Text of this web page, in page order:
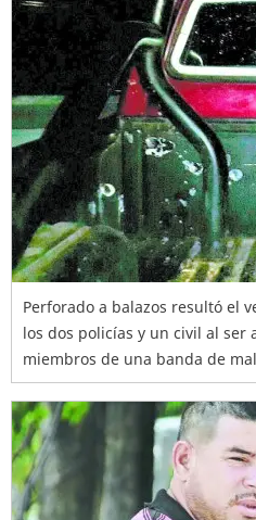
Perforado a balazos resultó el
los dos policías y un civil al ser
miembros de una banda de